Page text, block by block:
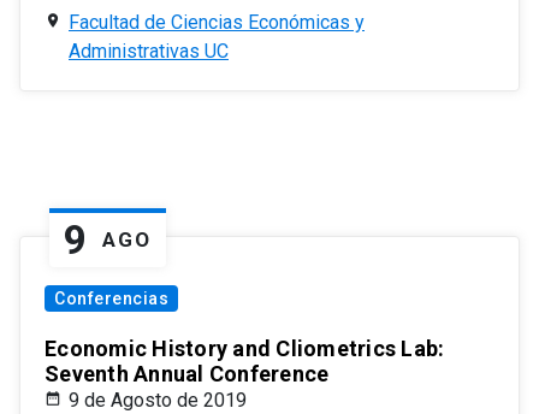
Facultad de Ciencias Económicas y
Administrativas UC
9 AGO
Conferencias
Economic History and Cliometrics Lab:
Seventh Annual Conference
9 de Agosto de 2019